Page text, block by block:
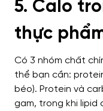
5. Calo
thực
Có 3 nhóm chất
thể bạn cần:
béo). Protein và
gam, trong khi lipid